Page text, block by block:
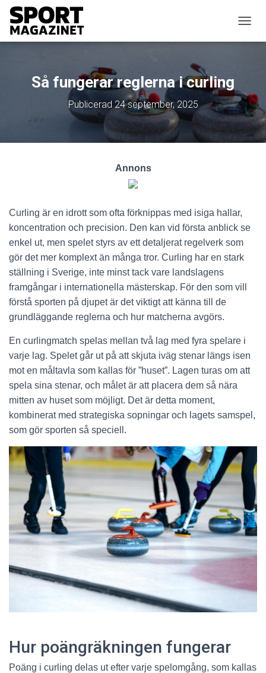
Så fungerar reglerna i curling
Publicerad 24 september, 2025
Annons
Curling är en idrott som ofta förknippas med isiga hallar,
koncentration och precision. Den kan vid första anblick se
enkel ut, men spelet styrs av ett detaljerat regelverk som
gör det mer komplext än många tror. Curling har en stark
ställning i Sverige, inte minst tack vare landslagens
framgångar i internationella mästerskap. För den som vill
förstå sporten på djupet är det viktigt att känna till de
grundläggande reglerna och hur matcherna avgörs.
En curlingmatch spelas mellan två lag med fyra spelare i
varje lag. Spelet går ut på att skjuta iväg stenar längs isen
mot en måltavla som kallas för ”huset”. Lagen turas om att
spela sina stenar, och målet är att placera dem så nära
mitten av huset som möjligt. Det är detta moment,
kombinerat med strategiska sopningar och lagets samspel,
som gör sporten så speciell.
Hur poängräkningen fungerar
Poäng i curling delas ut efter varje spelomgång, som kallas